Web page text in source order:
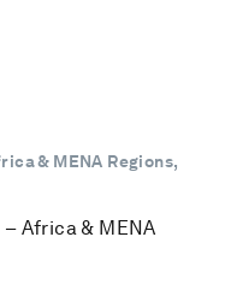
& MENA Regions,
Africa & MENA